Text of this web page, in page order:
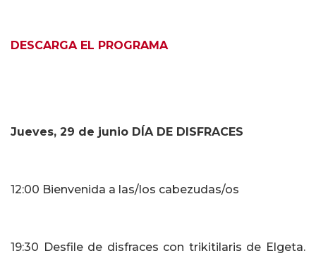
DESCARGA EL PROGRAMA
Jueves, 29 de junio DÍA DE DISFRACES
12:00 Bienvenida a las/los cabezudas/os
19:30 Desfile de disfraces con trikitilaris de Elgeta.